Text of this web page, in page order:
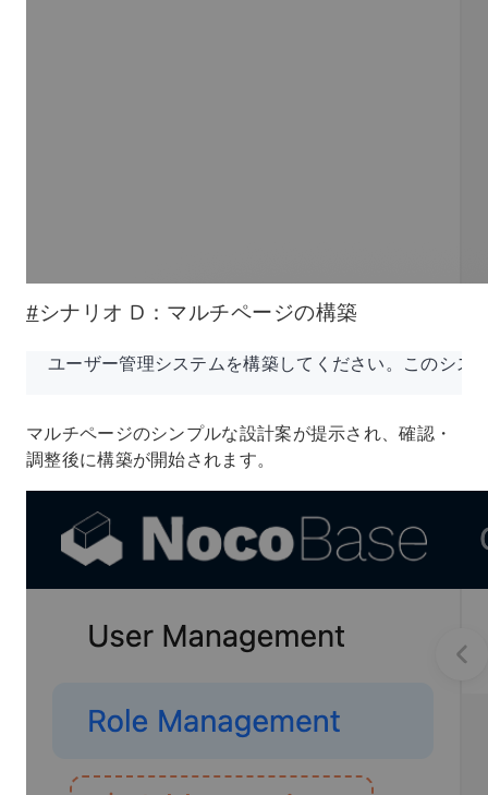
#シナリオ D：マルチページの構築
ユーザー管理システムを構築してください。このシ
マルチページのシンプルな設計案が提示され、確認・
調整後に構築が開始されます。